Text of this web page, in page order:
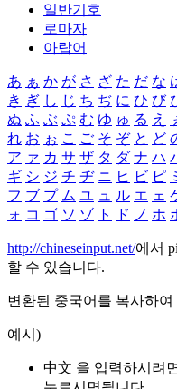
일반기호
로마자
아랍어
あ ぁ か が さ ざ た だ な
き ぎ し じ ち ぢ に ひ び
ぬ ふ ぶ ぷ む ゆ ゅ る え
れ お ぉ こ ご そ ぞ と ど
ア ァ カ サ ザ タ ダ ナ ハ
ギ シ ジ チ ヂ ニ ヒ ビ ピ
フ ブ プ ム ユ ュ ル エ ェ
ォ コ ゴ ソ ゾ ト ド ノ ホ
http://chineseinput.net/에서
할 수 있습니다.
변환된 중국어를 복사하
예시)
中文 을 입력하시려